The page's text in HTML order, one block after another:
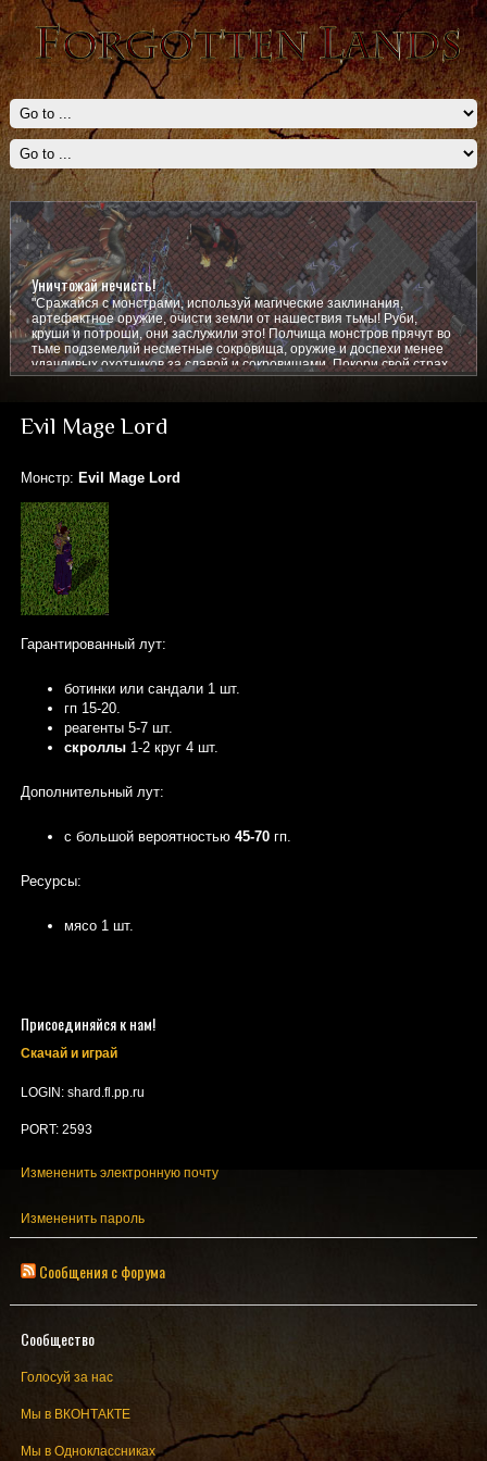
Уничтожай нечисть!
"Сражайся с монстрами, используй магические заклинания,
артефактное оружие, очисти земли от нашествия тьмы! Руби,
круши и потроши, они заслужили это! Полчища монстров прячут во
тьме подземелий несметные сокровища, оружие и доспехи менее
удачливых охотников за славой и сокровищами. Покори свой страх,
покажи им кто тут главный!
Evil Mage Lord
Монстр: Evil Mage Lord
Гарантированный лут:
ботинки или сандали 1 шт.
гп 15-20.
реагенты 5-7 шт.
скроллы1-2 круг 4 шт.
Дополнительный лут:
с большой вероятностью 45-70гп.
Ресурсы:
мясо 1 шт.
Присоединяйся к нам!
Скачай и играй
LOGIN: shard.fl.pp.ru
PORT: 2593
Измененить электронную почту
Измененить пароль
Сообщения с форума
Сообщество
Голосуй за нас
Мы в ВКОНТАКТЕ
Мы в Одноклассниках